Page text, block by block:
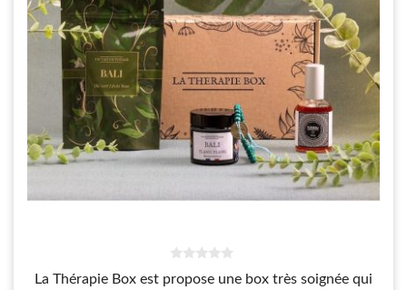
s
La Thérapie Box est propose une box très soignée qui